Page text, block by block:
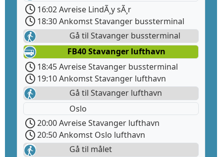
16:02 Avreise LindÃ¸y sÃ¸r
18:30 Ankomst Stavanger bussterminal
Gå til Stavanger bussterminal
FB40 Stavanger lufthavn
18:45 Avreise Stavanger bussterminal
19:10 Ankomst Stavanger lufthavn
Gå til Stavanger lufthavn
Oslo
20:00 Avreise Stavanger lufthavn
20:50 Ankomst Oslo lufthavn
Gå til målet